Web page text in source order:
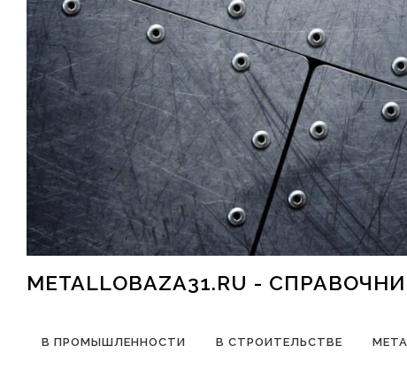
Перейти к содержимому
METALLOBAZA31.RU -
В ПРОМЫШЛЕННОСТИ В СТРОИТЕЛЬСТВЕ